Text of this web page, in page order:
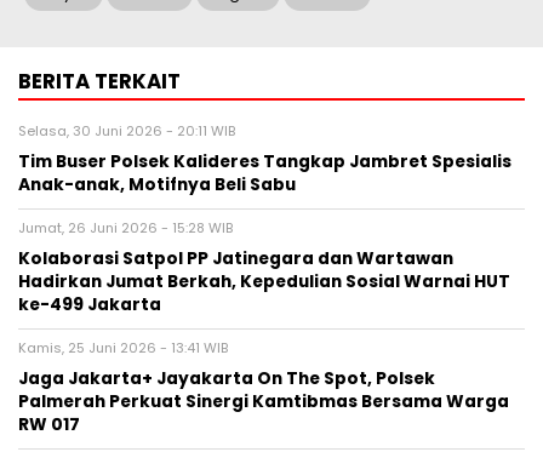
BERITA TERKAIT
Selasa, 30 Juni 2026 - 20:11 WIB
Tim Buser Polsek Kalideres Tangkap Jambret Spesialis
Anak-anak, Motifnya Beli Sabu
Jumat, 26 Juni 2026 - 15:28 WIB
Kolaborasi Satpol PP Jatinegara dan Wartawan
Hadirkan Jumat Berkah, Kepedulian Sosial Warnai HUT
ke-499 Jakarta
Kamis, 25 Juni 2026 - 13:41 WIB
Jaga Jakarta+ Jayakarta On The Spot, Polsek
Palmerah Perkuat Sinergi Kamtibmas Bersama Warga
RW 017